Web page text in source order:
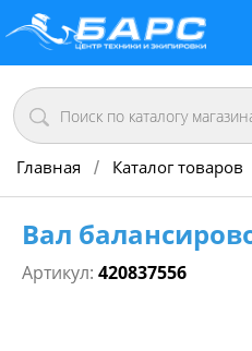
Главная / Каталог товаров
Вал
Артикул: 420837556